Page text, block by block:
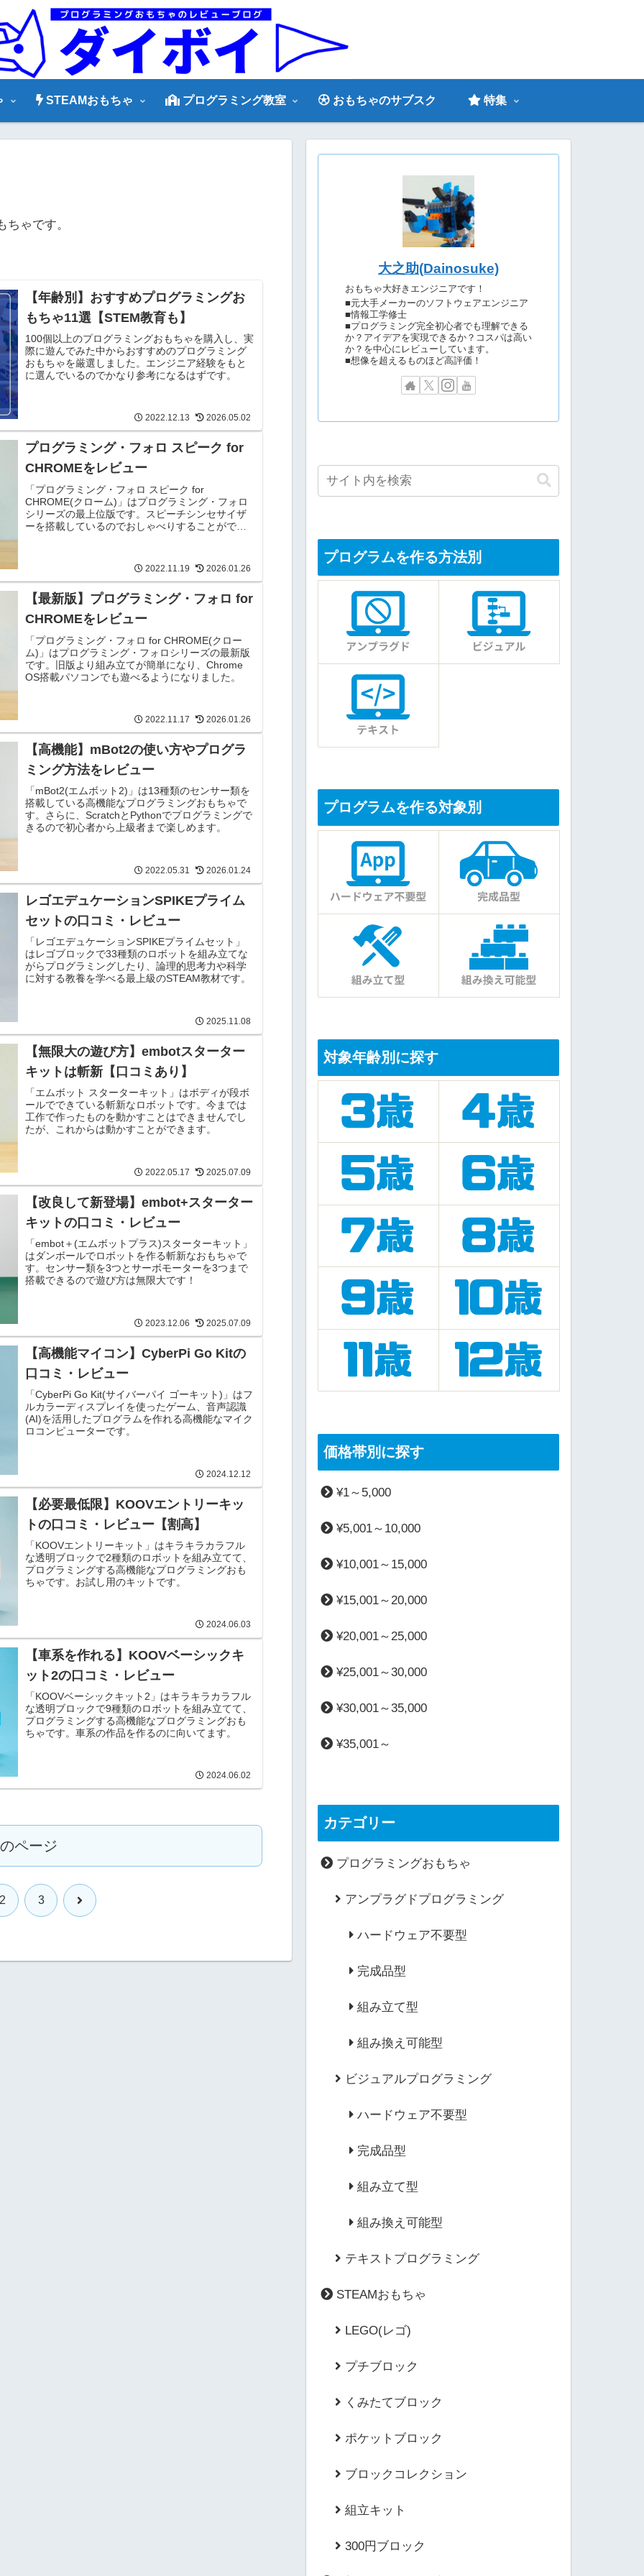
STEAMおもちゃ プログラミング教室 おもちゃのサブスク 特集
ゃです。
【年齢別】おすすめプログラミングお
もちゃ11選【STEM教育も】
100個以上のプログラミングおもちゃを購入し、実
際に遊んでみた中からおすすめのプログラミング
おもちゃを厳選しました。エンジニア経験をもと
に選んでいるのでかなり参考になるはずです。
2022.12.13 2026.05.02
プログラミング・フォロ スピーク for
CHROMEをレビュー
「プログラミング・フォロ スピーク for
CHROME(クローム)」はプログラミング・フォロ
シリーズの最上位版です。スピーチシンセサイザ
ーを搭載しているのでおしゃべりすることができ
2022.11.19 2026.01.26
【最新版】プログラミング・フォロ for
CHROMEをレビュー
「プログラミング・フォロ for CHROME(クロー
ム)」はプログラミング・フォロシリーズの最新版
です。旧版より組み立てが簡単になり、Chrome
OS搭載パソコンでも遊べるようになりました。
2022.11.17 2026.01.26
【高機能】mBot2の使い方やプログラ
ミング方法をレビュー
「mBot2(エムボット2)」は13種類のセンサー類を
搭載している高機能なプログラミングおもちゃで
す。さらに、ScratchとPythonでプログラミングで
きるので初心者から上級者まで楽しめます。
2022.05.31 2026.01.24
レゴエデュケーションSPIKEプライム
セットの口コミ・レビュー
「レゴエデュケーションSPIKEプライムセット」
はレゴブロックで33種類のロボットを組み立てな
がらプログラミングしたり、論理的思考力や科学
に対する教養を学べる最上級のSTEAM教材です。
2025.11.08
【無限大の遊び方】embotスターター
キットは斬新【口コミあり】
「エムボット スターターキット」はボディが段ボ
ールでできている斬新なロボットです。今までは
工作で作ったものを動かすことはできませんでし
たが、これからは動かすことができます。
2022.05.17 2025.07.09
【改良して新登場】embot+スターター
キットの口コミ・レビュー
「embot＋(エムボットプラス)スターターキット」
はダンボールでロボットを作る斬新なおもちゃで
す。センサー類を3つとサーボモーターを3つまで
搭載できるので遊び方は無限大です！
2023.12.06 2025.07.09
【高機能マイコン】CyberPi Go Kitの
口コミ・レビュー
「CyberPi Go Kit(サイバーパイ ゴーキット)」はフ
ルカラーディスプレイを使ったゲーム、音声認識
(AI)を活用したプログラムを作れる高機能なマイク
ロコンピューターです。
2024.12.12
【必要最低限】KOOVエントリーキッ
トの口コミ・レビュー【割高】
「KOOVエントリーキット」はキラキラカラフル
な透明ブロックで2種類のロボットを組み立てて、
プログラミングする高機能なプログラミングおも
ちゃです。お試し用のキットです。
2024.06.03
【車系を作れる】KOOVベーシックキ
ット2の口コミ・レビュー
「KOOVベーシックキット2」はキラキラカラフル
な透明ブロックで9種類のロボットを組み立てて、
プログラミングする高機能なプログラミングおも
ちゃです。車系の作品を作るのに向いてます。
2024.06.02
ページ
3 次
大之助(Dainosuke)
おもちゃ大好きエンジニアです！
■元大手メーカーのソフトウェアエンジニア
■情報工学修士
■プログラミング完全初心者でも理解できる
か？アイデアを実現できるか？コスパは高い
か？を中心にレビューしています。
■想像を超えるものほど高評価！
プログラムを作る方法別
プログラムを作る対象別
対象年齢別に探す
価格帯別に探す
¥1～5,000
¥5,001～10,000
¥10,001～15,000
¥15,001～20,000
¥20,001～25,000
¥25,001～30,000
¥30,001～35,000
¥35,001～
カテゴリー
プログラミングおもちゃ
アンプラグドプログラミング
ハードウェア不要型
完成品型
組み立て型
組み換え可能型
ビジュアルプログラミング
ハードウェア不要型
完成品型
組み立て型
組み換え可能型
テキストプログラミング
STEAMおもちゃ
LEGO(レゴ)
プチブロック
くみたてブロック
ポケットブロック
ブロックコレクション
組立キット
300円ブロック